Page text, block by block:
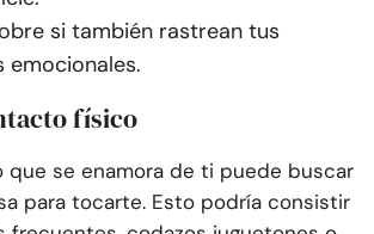
si también rastrean tus
emocionales.
físico
que se enamora de ti puede buscar
para tocarte. Esto podría consistir